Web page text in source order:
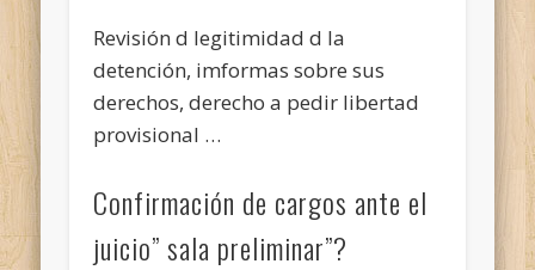
Revisión d legitimidad d la
detención, imformas sobre sus
derechos, derecho a pedir libertad
provisional …
Confirmación de cargos ante el
juicio” sala preliminar”?